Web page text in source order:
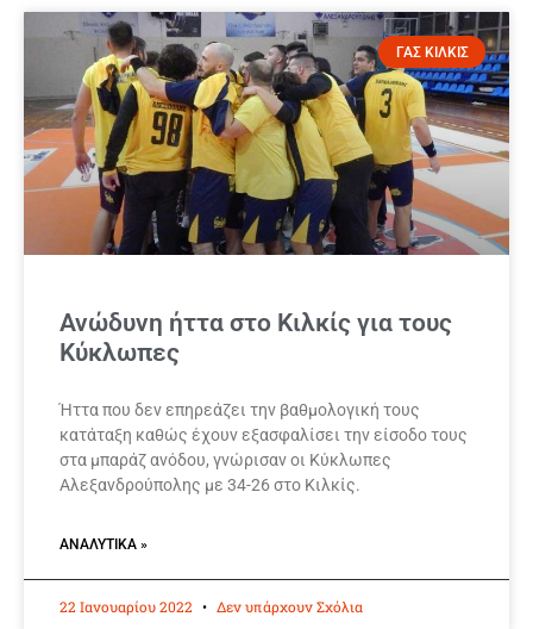
ΓΑΣ ΚΙΛΚΙΣ
Ανώδυνη ήττα στο Κιλκίς για τους
Κύκλωπες
Ήττα που δεν επηρεάζει την βαθμολογική τους
κατάταξη καθώς έχουν εξασφαλίσει την είσοδο τους
στα μπαράζ ανόδου, γνώρισαν οι Κύκλωπες
Αλεξανδρούπολης με 34-26 στο Κιλκίς.
ΑΝΑΛΥΤΙΚΆ »
22 Ιανουαρίου 2022 Δεν υπάρχουν Σχόλια